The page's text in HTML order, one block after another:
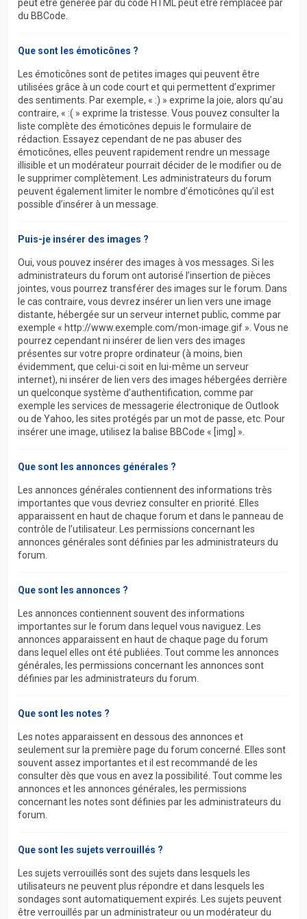
peut être générée par du code HTML peut être remplacée par
du BBCode.
Que sont les émoticônes ?
Les émoticônes sont de petites images qui peuvent être
utilisées grâce à un code court et qui permettent d’exprimer
des sentiments. Par exemple, « :) » exprime la joie, alors qu’au
contraire, « :( » exprime la tristesse. Vous pouvez consulter la
liste complète des émoticônes depuis le formulaire de
rédaction. Essayez cependant de ne pas abuser des
émoticônes, elles peuvent rapidement rendre un message
illisible et un modérateur pourrait décider de le modifier ou de
le supprimer complètement. Les administrateurs du forum
peuvent également limiter le nombre d’émoticônes qu’il est
possible d’insérer à un message.
Puis-je insérer des images ?
Oui, vous pouvez insérer des images à vos messages. Si les
administrateurs du forum ont autorisé l’insertion de pièces
jointes, vous pourrez transférer des images sur le forum. Dans
le cas contraire, vous devrez insérer un lien vers une image
distante, hébergée sur un serveur internet public, comme par
exemple « http://www.exemple.com/mon-image.gif ». Vous ne
pourrez cependant ni insérer de lien vers des images
présentes sur votre propre ordinateur (à moins, bien
évidemment, que celui-ci soit en lui-même un serveur
internet), ni insérer de lien vers des images hébergées derrière
un quelconque système d’authentification, comme par
exemple les services de messagerie électronique de Outlook
ou de Yahoo, les sites protégés par un mot de passe, etc. Pour
insérer une image, utilisez la balise BBCode « [img] ».
Que sont les annonces générales ?
Les annonces générales contiennent des informations très
importantes que vous devriez consulter en priorité. Elles
apparaissent en haut de chaque forum et dans le panneau de
contrôle de l’utilisateur. Les permissions concernant les
annonces générales sont définies par les administrateurs du
forum.
Que sont les annonces ?
Les annonces contiennent souvent des informations
importantes sur le forum dans lequel vous naviguez. Les
annonces apparaissent en haut de chaque page du forum
dans lequel elles ont été publiées. Tout comme les annonces
générales, les permissions concernant les annonces sont
définies par les administrateurs du forum.
Que sont les notes ?
Les notes apparaissent en dessous des annonces et
seulement sur la première page du forum concerné. Elles sont
souvent assez importantes et il est recommandé de les
consulter dès que vous en avez la possibilité. Tout comme les
annonces et les annonces générales, les permissions
concernant les notes sont définies par les administrateurs du
forum.
Que sont les sujets verrouillés ?
Les sujets verrouillés sont des sujets dans lesquels les
utilisateurs ne peuvent plus répondre et dans lesquels les
sondages sont automatiquement expirés. Les sujets peuvent
être verrouillés par un administrateur ou un modérateur du